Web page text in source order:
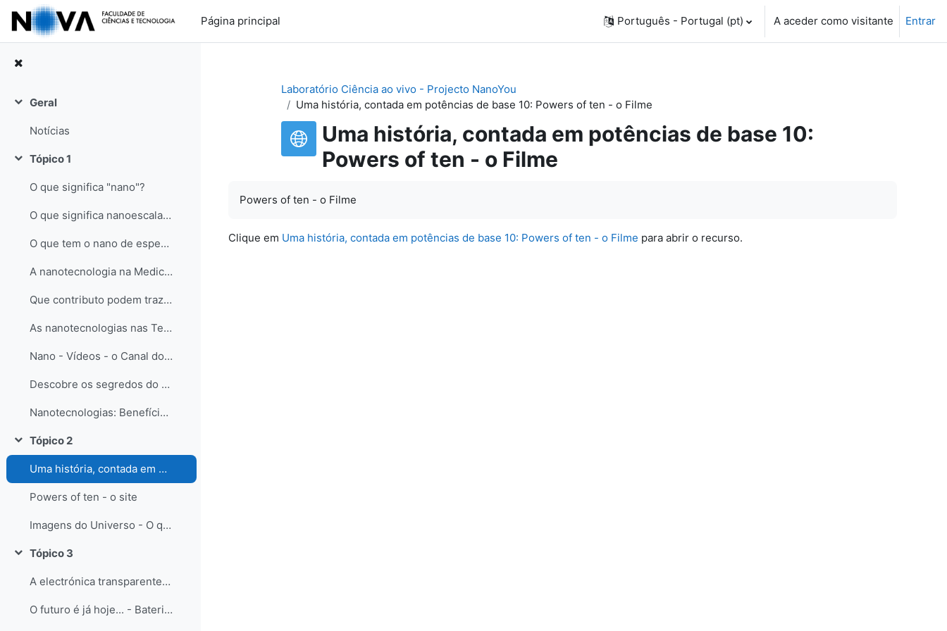
Ir para o conteúdo principal
Página principal
Português - Portugal ‎(pt)‎ A aceder como visitante Entrar
Contrair
Geral
Notícias
Contrair
Tópico 1
O que significa "nano"?
O que significa nanoescala, nanotecnologia, nanoestrutura?
O que tem o nano de especial?
A nanotecnologia na Medicina
Que contributo podem trazer as nanoestruturas ao Ambiente?
As nanotecnologias nas Teconologias da informação e da Comunicação
Nano - Vídeos - o Canal do Youtube (experiências à nano-escala)
Descobre os segredos do Nanomundo
Nanotecnologias: Benefícios e Riscos para os Países Desenvolvidos e em Desenvolvimento
Contrair
Tópico 2
Uma história, contada em potências de base 10: Powers of ten - o Filme
Powers of ten - o site
Imagens do Universo - O que nos tem mostrado o telescópio Hubble
Contrair
Tópico 3
A electrónica transparente - o futuro já começou...
O futuro é já hoje... - Baterias em papel!
Laboratório Ciência ao vivo - Projecto NanoYou
Uma história, contada em potências de base 10: Powers of ten - o Filme
Uma história, contada em potências de base 10:
Powers of ten - o Filme
Powers of ten - o Filme
Clique em Uma história, contada em potências de base 10: Powers of ten - o Filme para abrir o recurso.